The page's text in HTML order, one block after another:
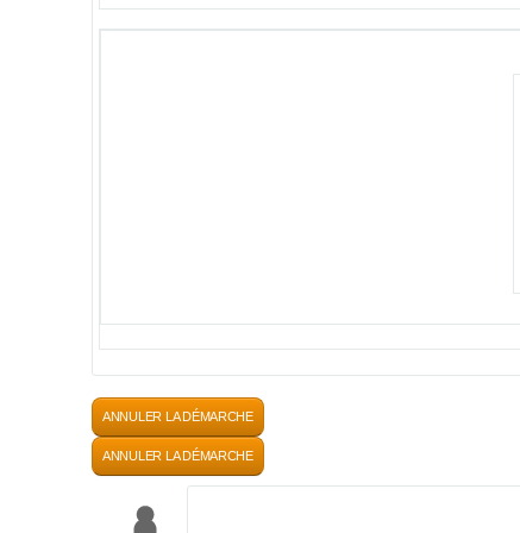
ANNULER LA DÉMARCHE
ANNULER LA DÉMARCHE